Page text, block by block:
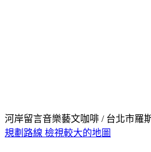
河岸留言音樂藝文咖啡 / 台北市羅
規劃路線 檢視較大的地圖